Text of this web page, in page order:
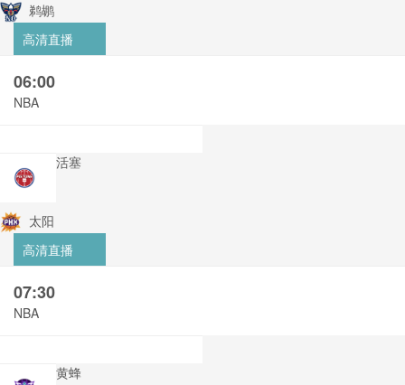
鹈鹕
高清直播
06:00
NBA
活塞
太阳
高清直播
07:30
NBA
黄蜂